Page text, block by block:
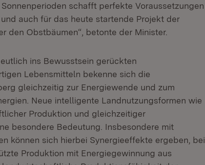
schafft perfekte Voraussetzungen
auch für das heute startende Projekt der
den Obstbäumen“, betonte der Minister.
ins Bewusstsein gerückten
Lebensmitteln bekenne sich die
gleichzeitig zur Energiewende und zum
Neue intelligente Landnutzungsformen wie
Produktion und gleichzeitiger
besondere Bedeutung. Insbesondere mit
können sich hierbei Synergieeffekte ergeben, bei
Produktion mit Energiegewinnung aus